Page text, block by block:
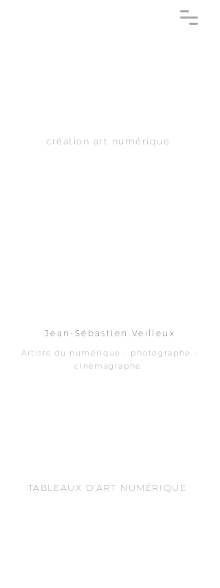
création art numérique
Jean-Sébastien Veilleux
Artiste du numérique - photographe -
cinémagraphe
TABLEAUX D'ART NUMÉRIQUE